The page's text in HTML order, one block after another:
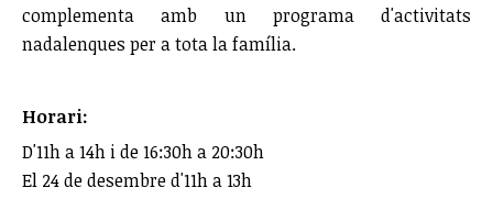
complementa amb un programa d'activitats
nadalenques per a tota la família.
Horari:
D'11h a 14h i de 16:30h a 20:30h
El 24 de desembre d'11h a 13h